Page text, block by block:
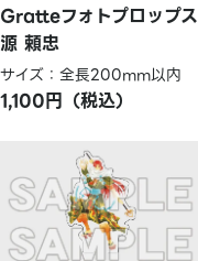
Gratteフォトプロップス
源 頼忠
サイズ：全長200mm以内
1,100円（税込）